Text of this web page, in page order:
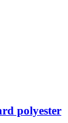
polyester